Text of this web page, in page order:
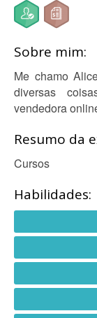
Sobre mim:
Me chamo
diversas
vendedora
Resumo da
Cursos
Habilidades: